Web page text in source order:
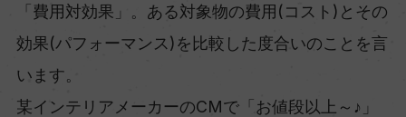
「費用対効果」。ある対象物の費用(コスト)とその
効果(パフォーマンス)を比較した度合いのことを言
います。
某インテリアメーカーのCMで「お値段以上～♪」